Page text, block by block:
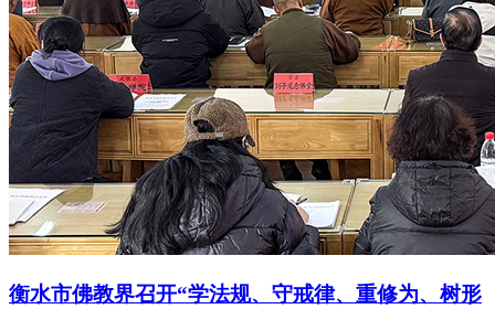
衡水市佛教界召开“学法规、守戒律、重修为、树形